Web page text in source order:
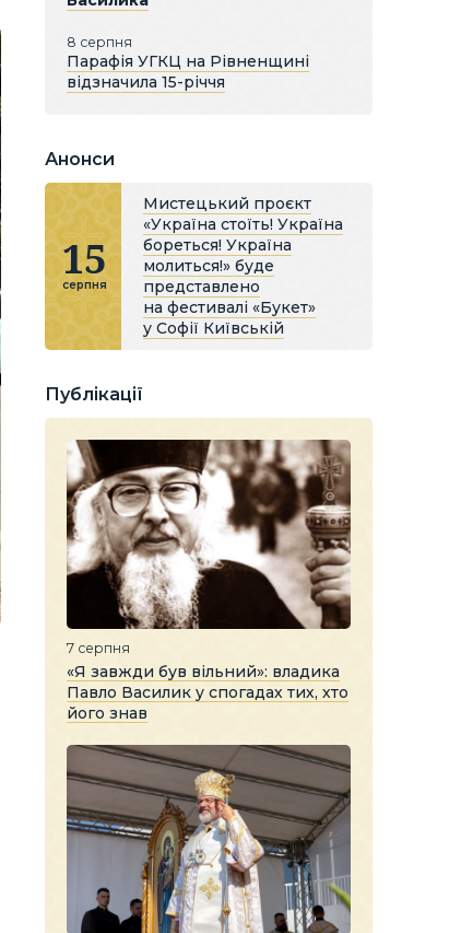
8 серпня
Парафія УГКЦ на Рівненщині
відзначила 15-річчя
Анонси
15
серпня
Мистецький проєкт
«Україна стоїть! Україна
бореться! Україна
молиться!» буде
представлено
на фестивалі «Букет»
у Софії Київській
Публікації
7 серпня
«Я завжди був вільний»: владика
Павло Василик у спогадах тих, хто
його знав